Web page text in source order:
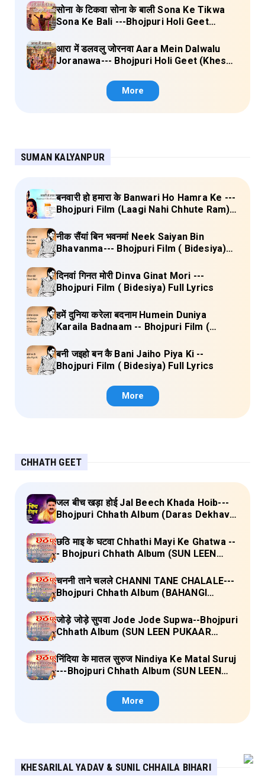
सोना के टिकवा सोना के बाली Sona Ke Tikwa
Sona Ke Bali ---Bhojpuri Holi Geet
आरा में डलवलु जोरनवा Aara Mein Dalwalu
Joranawa--- Bhojpuri Holi Geet (Khesari
More
SUMAN KALYANPUR
बनवारी हो हमारा के Banwari Ho Hamra Ke ---
Bhojpuri Film (Laagi Nahi Chhute Ram)
नीक सैंयां बिन भवनमां Neek Saiyan Bin
Bhavanma--- Bhojpuri Film ( Bidesiya)
दिनवां गिनत मोरी Dinva Ginat Mori ---
Bhojpuri Film ( Bidesiya) Full Lyrics
हमें दुनिया करेला बदनाम Humein Duniya
Karaila Badnaam -- Bhojpuri Film (
बनी जइहो बन कै Bani Jaiho Piya Ki --
Bhojpuri Film ( Bidesiya) Full Lyrics
More
CHHATH GEET
जल बीच खड़ा होई Jal Beech Khada Hoib---
Bhojpuri Chhath Album (Daras Dekhava
छठि माइ के घटवा Chhathi Mayi Ke Ghatwa --
- Bhojpuri Chhath Album (SUN LEEN
Lyrics
चननी ताने चलले CHANNI TANE CHALALE---
Bhojpuri Chhath Album (BAHANGI
जोड़े जोड़े सुपवा Jode Jode Supwa--Bhojpuri
Chhath Album (SUN LEEN PUKAAR
निंदिया के मातल सुरुज Nindiya Ke Matal Suruj
---Bhojpuri Chhath Album (SUN LEEN
More
KHESARILAL YADAV & SUNIL CHHAILA BIHARI